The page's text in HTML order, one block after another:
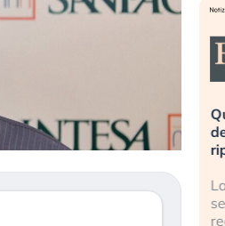
è rovinata». Investitori
al panico dopo lo scoppio
AI
gli investitori retail (…)